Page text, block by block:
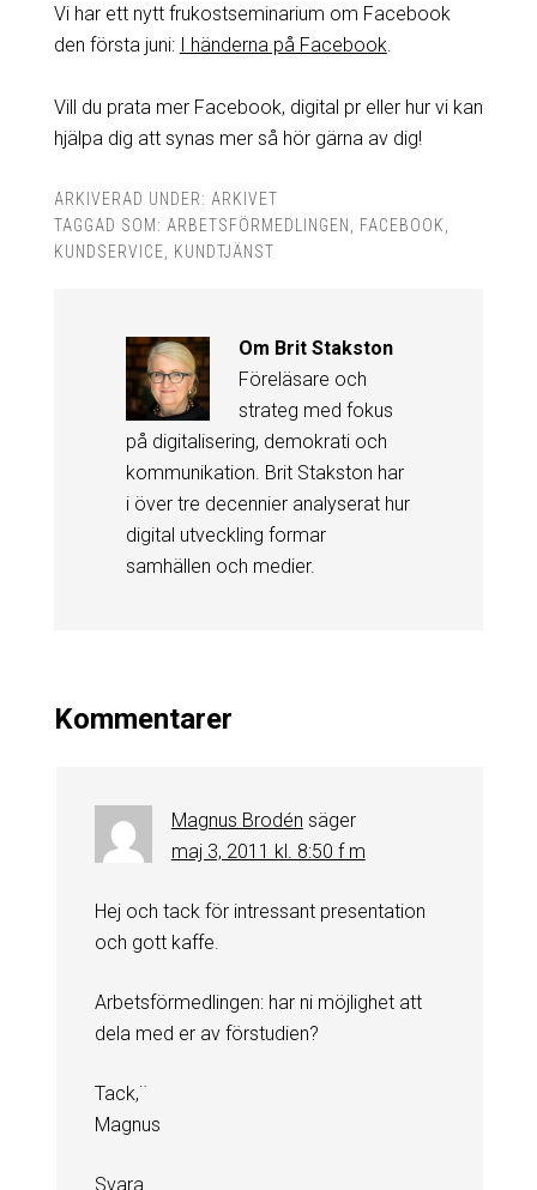
Vi har ett nytt frukostseminarium om Facebook
den första juni: I händerna på Facebook
Vill du prata mer Facebook, digital pr eller hur vi kan
hjälpa dig att synas mer så hör gärna av dig!
ARKIVERAD UNDER: ARKIVET
TAGGAD SOM: ARBETSFÖRMEDLINGEN FACEBOOK
KUNDSERVICE
KUNDTJÄNST
Om Brit Stakston
Föreläsare och
strateg med fokus
på digitalisering, demokrati och
kommunikation. Brit Stakston har
i över tre decennier analyserat hur
digital utveckling formar
samhällen och medier.
Kommentarer
Magnus Brodén säger
maj 3, 2011 kl. 8:50 f m
Hej och tack för intressant presentation
och gott kaffe.
Arbetsförmedlingen: har ni möjlighet att
dela med er av förstudien?
Tack,¨
Magnus
Svara